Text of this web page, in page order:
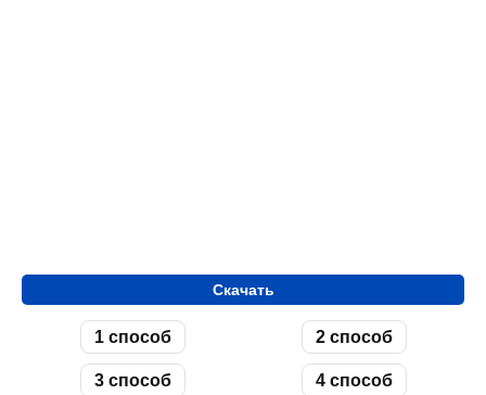
Скачать
1 способ 2 способ
3 способ 4 способ